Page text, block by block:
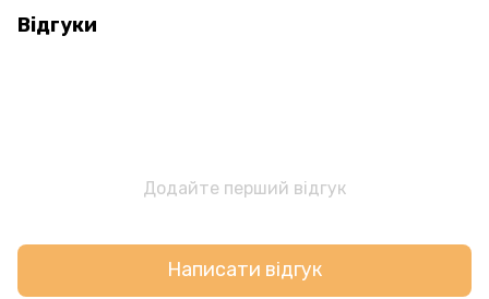
Відгуки
Додайте перший відгук
Написати відгук